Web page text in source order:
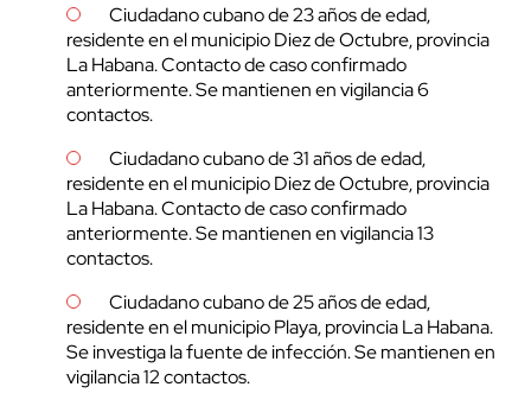
Ciudadano cubano de 23 años de edad,
residente en el municipio Diez de Octubre, provincia
La Habana. Contacto de caso confirmado
anteriormente. Se mantienen en vigilancia 6
contactos.
Ciudadano cubano de 31 años de edad,
residente en el municipio Diez de Octubre, provincia
La Habana. Contacto de caso confirmado
anteriormente. Se mantienen en vigilancia 13
contactos.
Ciudadano cubano de 25 años de edad,
residente en el municipio Playa, provincia La Habana.
Se investiga la fuente de infección. Se mantienen en
vigilancia 12 contactos.